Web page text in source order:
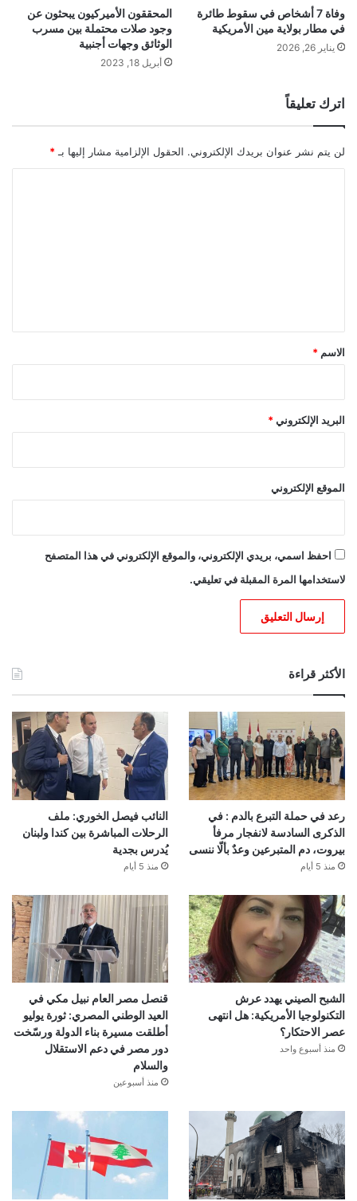
وفاة 7 أشخاص في سقوط طائرة
في مطار بولاية مين الأمريكية
يناير 26, 2026
المحققون الأميركيون يبحثون عن
وجود صلات محتملة بين مسرب
الوثائق وجهات أجنبية
أبريل 18, 2023
اترك تعليقاً
لن يتم نشر عنوان بريدك الإلكتروني. الحقول الإلزامية مشار إليها بـ *
*
الاسم *
البريد الإلكتروني *
الموقع الإلكتروني
احفظ اسمي، بريدي الإلكتروني، والموقع الإلكتروني في هذا المتصفح
لاستخدامها المرة المقبلة في تعليقي.
الأكثر قراءة
رعد في حملة التبرع بالدم : في
الذكرى السادسة لانفجار مرفأ
بيروت، دم المتبرعين وعدٌ بألّا ننسى
منذ 5 أيام
النائب فيصل الخوري: ملف
الرحلات المباشرة بين كندا ولبنان
يُدرس بجدية
منذ 5 أيام
الشبح الصيني يهدد عرش
التكنولوجيا الأمريكية: هل انتهى
عصر الاحتكار؟
منذ أسبوع واحد
قنصل مصر العام نبيل مكي في
العيد الوطني المصري: ثورة يوليو
أطلقت مسيرة بناء الدولة ورسّخت
دور مصر في دعم الاستقلال
والسلام
منذ أسبوعين